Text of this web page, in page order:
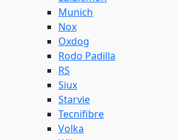
Munich
Nox
Oxdog
Rodo Padilla
RS
Siux
Starvie
Tecnifibre
Volka